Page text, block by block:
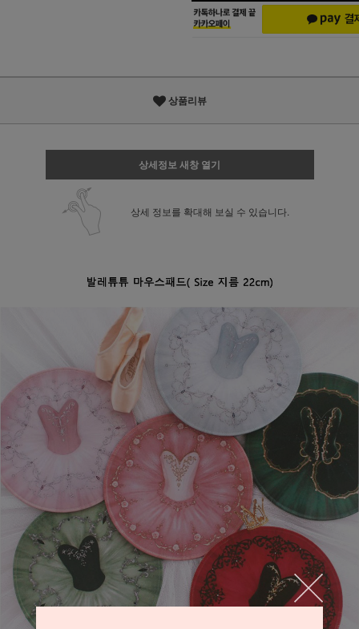
상품리뷰
상세정보 새창 열기
상세 정보를 확대해 보실 수 있습니다.